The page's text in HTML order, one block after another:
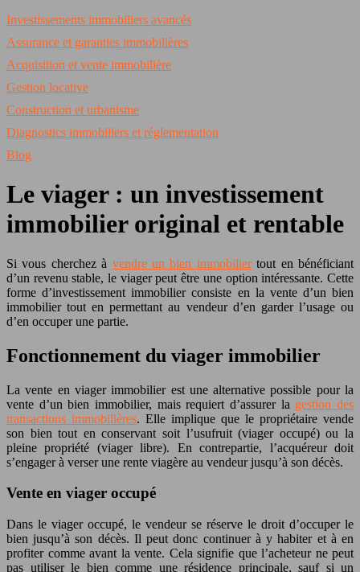
Investissements immobiliers avancés
Assurance et garanties immobilières
Acquisition et vente immobilière
Gestion locative
Construction et urbanisme
Diagnostics immobiliers et réglementation
Blog
Le viager : un investissement
immobilier original et rentable
Si vous cherchez à vendre un bien immobiliertout en bénéficiant
d’un revenu stable, le viager peut être une option intéressante. Cette
forme d’investissement immobilier consiste en la vente d’un bien
immobilier tout en permettant au vendeur d’en garder l’usage ou
d’en occuper une partie.
Fonctionnement du viager immobilier
La vente en viager immobilier est une alternative possible pour la
vente d’un bien immobilier, mais requiert d’assurer la gestion des
transactions immobilières. Elle implique que le propriétaire vende
son bien tout en conservant soit l’usufruit (viager occupé) ou la
pleine propriété (viager libre). En contrepartie, l’acquéreur doit
s’engager à verser une rente viagère au vendeur jusqu’à son décès.
Vente en viager occupé
Dans le viager occupé, le vendeur se réserve le droit d’occuper le
bien jusqu’à son décès. Il peut donc continuer à y habiter et à en
profiter comme avant la vente. Cela signifie que l’acheteur ne peut
pas utiliser le bien comme une résidence principale, sauf si un